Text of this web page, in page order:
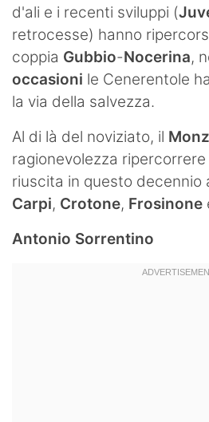
d'ali e i recenti sviluppi (
retrocesse) hanno
coppia Gubbio-Nocerina,
occasioni le Cenerentole
la via della salvezza.
Al di là del noviziato, il
ragionevolezza ripercorrere
riuscita in questo decennio
Carpi, Crotone, Frosinone
Antonio Sorrentino